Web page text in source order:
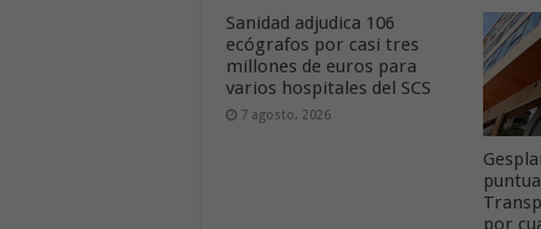
Sanidad adjudica 106
ecógrafos por casi tres
millones de euros para
varios hospitales del SCS
7 agosto, 2026
por